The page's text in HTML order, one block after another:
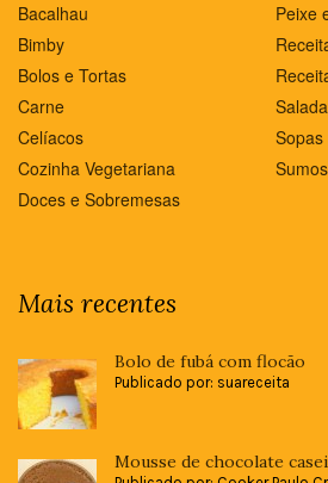
Bacalhau
Bimby
Bolos e Tortas
Carne
Celíacos
Cozinha Vegetariana
Doces e Sobremesas
Peixe
Sopas
Mais recentes
Bolo de fubá com flocão
Publicado por: suareceita
Mousse de chocolate